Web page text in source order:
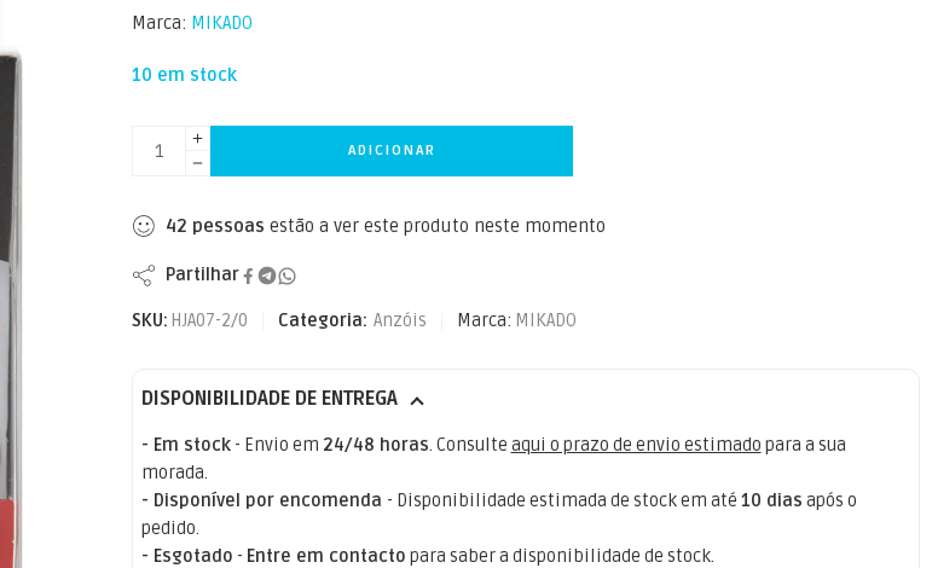
Marca: MIKADO
10 em stock
ADICIONAR
42 pessoas estão a ver este produto neste momento
Partilhar
SKU: HJA07-2/0 Categoria: Anzóis Marca: MIKADO
DISPONIBILIDADE DE ENTREGA
- Em stock- Envio em 24/48 horas. Consulte aqui o prazo de envio estimado para a sua
morada.
- Disponível por encomenda - Disponibilidade estimada de stock em até 10 dias após o
pedido.
- Esgotado - Entre em contacto para saber a disponibilidade de stock.